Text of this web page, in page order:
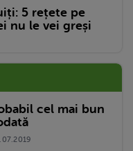
5 rețete pe
nu le vei greși
cel mai bun